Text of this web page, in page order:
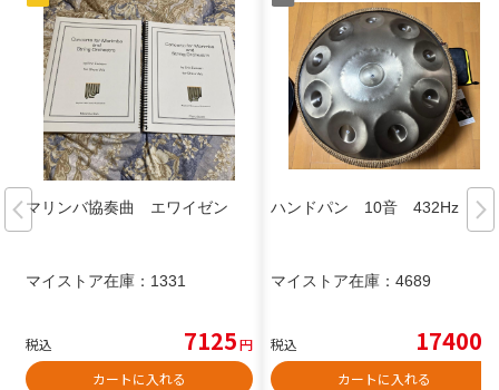
マリンバ協奏曲 エワイゼン
マイストア在庫： 1331
税込 7125円
カートに入れる
ハンドパン 10音 432Hz
マイストア在庫： 4689
税込 17400
カートに入れる